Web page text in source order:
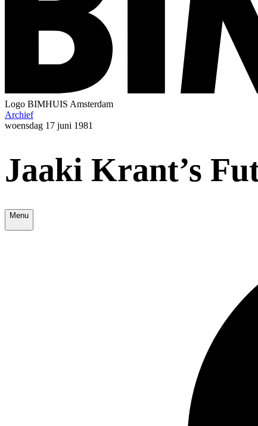
Logo BIMHUIS Amsterdam
Archief
woensdag 17 juni 1981
Jaaki Krant’s
Menu